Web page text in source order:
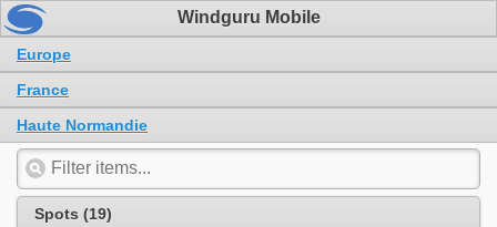
Windguru Mobile
Europe
France
Haute Normandie
Spots (19)